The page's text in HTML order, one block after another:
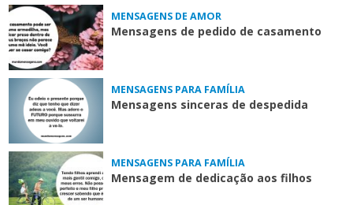
MENSAGENS DE AMOR
Mensagens de pedido de casamento
MENSAGENS PARA FAMÍLIA
Mensagens sinceras de despedida
MENSAGENS PARA FAMÍLIA
Mensagem de dedicação aos filhos